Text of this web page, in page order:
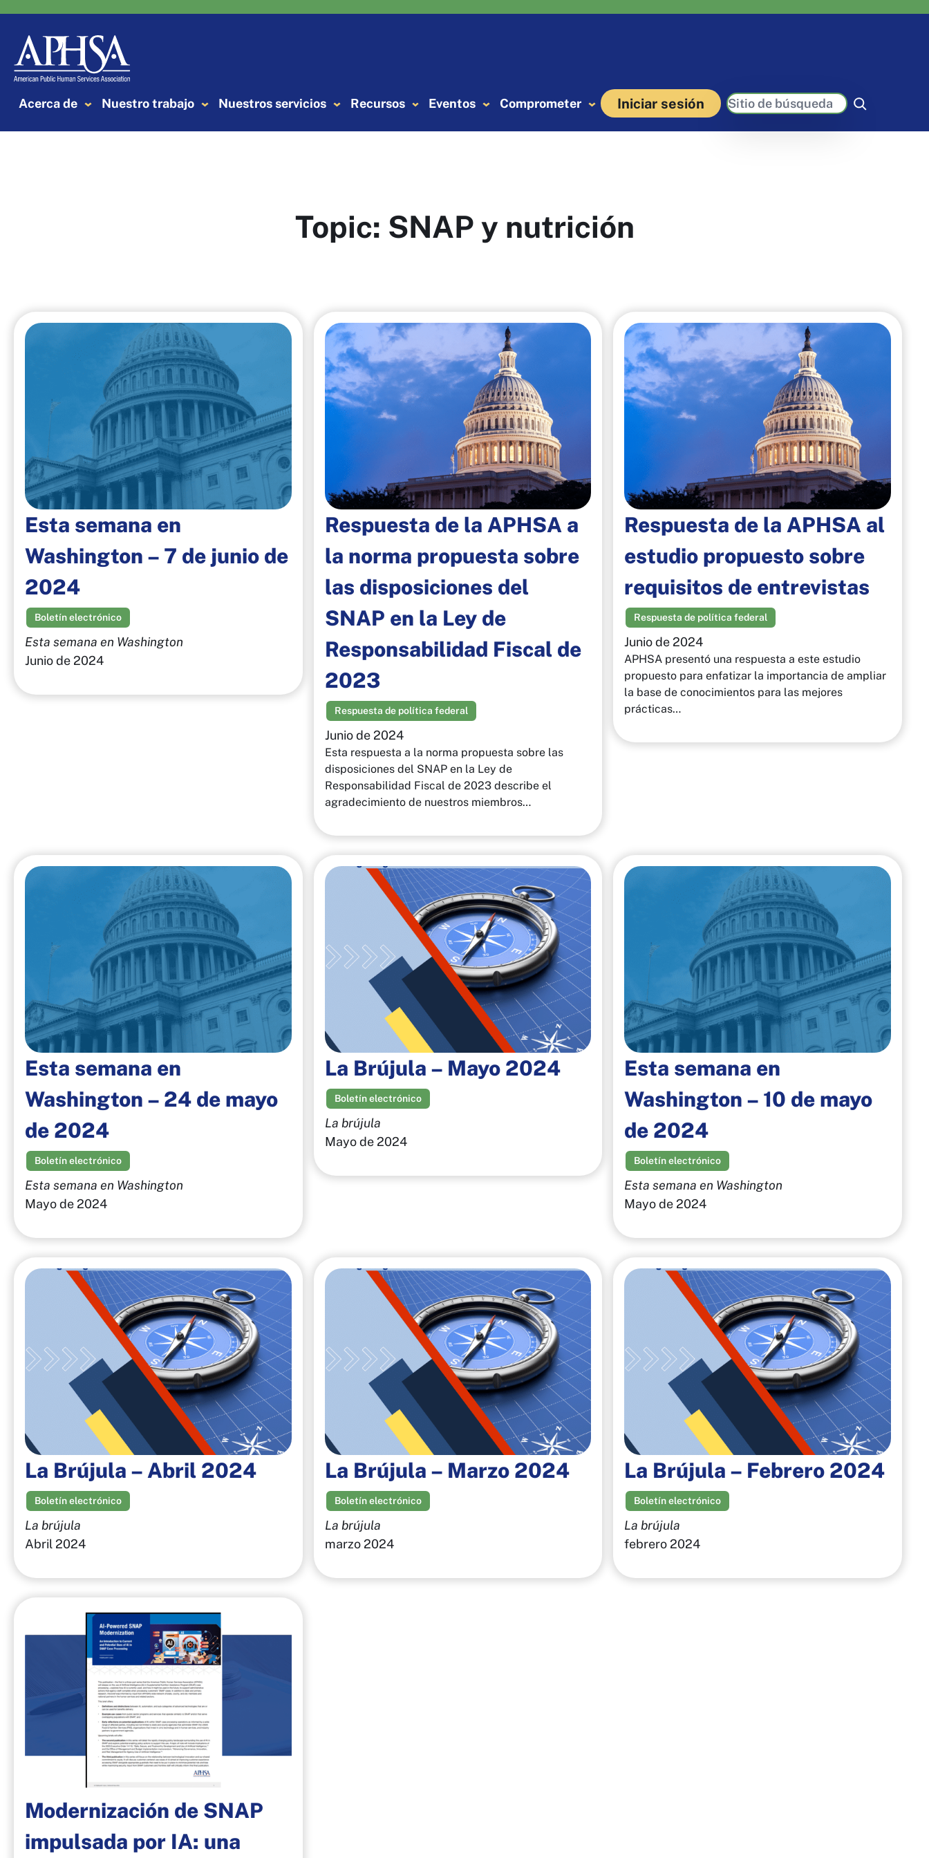
contenido
Acerca de Nuestro trabajo Nuestros servicios Recursos Eventos Comprometer Iniciar sesión Buscar
Topic: SNAP y nutrición
Esta semana en
Washington – 7 de junio de
2024
Boletín electrónico
Esta semana en Washington
Junio de 2024
Respuesta de la APHSA a
la norma propuesta sobre
las disposiciones del
SNAP en la Ley de
Responsabilidad Fiscal de
2023
Respuesta de política federal
Junio de 2024
Esta respuesta a la norma propuesta sobre las
disposiciones del SNAP en la Ley de
Responsabilidad Fiscal de 2023 describe el
agradecimiento de nuestros miembros…
Respuesta de la APHSA al
estudio propuesto sobre
requisitos de entrevistas
Respuesta de política federal
Junio de 2024
APHSA presentó una respuesta a este estudio
propuesto para enfatizar la importancia de ampliar
la base de conocimientos para las mejores
prácticas…
Esta semana en
Washington – 24 de mayo
de 2024
Boletín electrónico
Esta semana en Washington
Mayo de 2024
La Brújula – Mayo 2024
Boletín electrónico
La brújula
Mayo de 2024
Esta semana en
Washington – 10 de mayo
de 2024
Boletín electrónico
Esta semana en Washington
Mayo de 2024
La Brújula – Abril 2024
Boletín electrónico
La brújula
Abril 2024
La Brújula – Marzo 2024
Boletín electrónico
La brújula
marzo 2024
La Brújula – Febrero 2024
Boletín electrónico
La brújula
febrero 2024
Modernización de SNAP
impulsada por IA: una